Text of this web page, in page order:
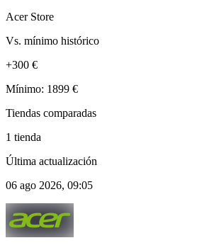
Acer Store
Vs. mínimo histórico
+300 €
Mínimo: 1899 €
Tiendas comparadas
1 tienda
Última actualización
06 ago 2026, 09:05